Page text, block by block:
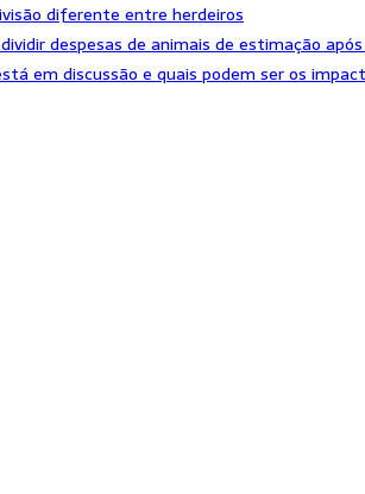
diferente entre herdeiros
despesas de animais de estimação
em discussão e quais podem ser os